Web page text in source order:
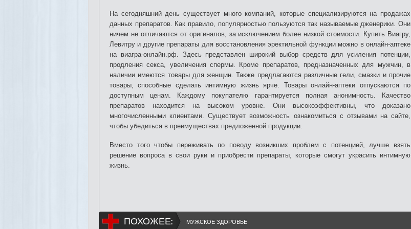
На сегодняшний день существует много компаний, которые специализируются на продажах
данных препаратов. Как правило, популярностью пользуются так называемые дженерики. Они
ничем не отличаются от оригиналов, за исключением более низкой стоимости. Купить Виагру,
Левитру и другие препараты для восстановления эректильной функции можно в онлайн-аптеке
на виагра-онлайн.рф. Здесь представлен широкий выбор средств для усиления потенции,
продления секса, увеличения спермы. Кроме препаратов, предназначенных для мужчин, в
наличии имеются товары для женщин. Также предлагаются различные гели, смазки и прочие
товары, способные сделать интимную жизнь ярче. Товары онлайн-аптеки отпускаются по
доступным ценам. Каждому покупателю гарантируется полная анонимность. Качество
препаратов находится на высоком уровне. Они высокоэффективны, что доказано
многочисленными клиентами. Существует возможность ознакомиться с отзывами на сайте,
чтобы убедиться в преимуществах предложенной продукции.
Вместо того чтобы переживать по поводу возникших проблем с потенцией, лучше взять
решение вопроса в свои руки и приобрести препараты, которые смогут украсить интимную
жизнь.
ПОХОЖЕЕ: МУЖСКОЕ ЗДОРОВЬЕ